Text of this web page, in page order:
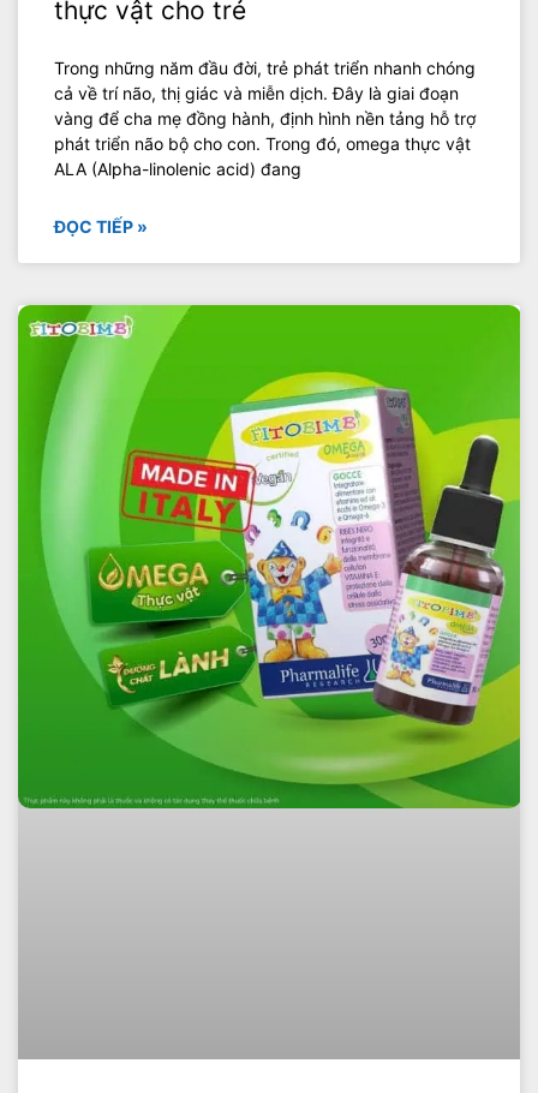
thực vật cho trẻ
Trong những năm đầu đời, trẻ phát triển nhanh chóng
cả về trí não, thị giác và miễn dịch. Đây là giai đoạn
vàng để cha mẹ đồng hành, định hình nền tảng hỗ trợ
phát triển não bộ cho con. Trong đó, omega thực vật
ALA (Alpha-linolenic acid) đang
ĐỌC TIẾP »